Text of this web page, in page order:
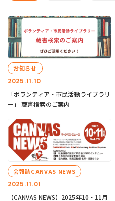
2025.11.10
お知らせ
「ボランティア・市民活動ライブラリ
ー」 蔵書検索のご案内
2025.11.01
会報誌CANVAS NEWS
【CANVAS NEWS】2025年10・11月